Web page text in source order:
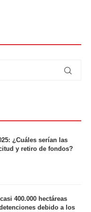
¿Cuáles serían las
y retiro de fondos?
400.000 hectáreas
debido a los